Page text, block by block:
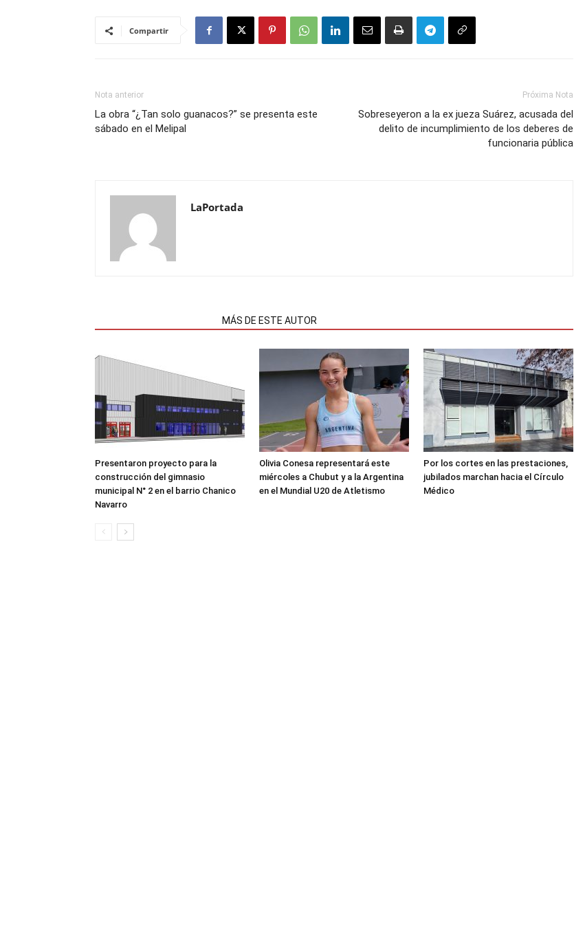
Compartir
Nota anterior
La obra “¿Tan solo guanacos?” se presenta este
sábado en el Melipal
Próxima Nota
Sobreseyeron a la ex jueza Suárez, acusada del
delito de incumplimiento de los deberes de
funcionaria pública
LaPortada
MÁS DE ESTE AUTOR
Presentaron proyecto para la
construcción del gimnasio
municipal N° 2 en el barrio Chanico
Navarro
Olivia Conesa representará este
miércoles a Chubut y a la Argentina
en el Mundial U20 de Atletismo
Por los cortes en las prestaciones,
jubilados marchan hacia el Círculo
Médico